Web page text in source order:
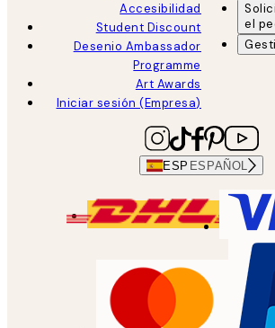
Accesibilidad
Student Discount
Desenio Ambassador
Programme
Art Awards
Iniciar sesión (Empresa)
el
ESP ESPAÑOL